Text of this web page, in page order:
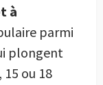
à
parmi
plongent
ou 18